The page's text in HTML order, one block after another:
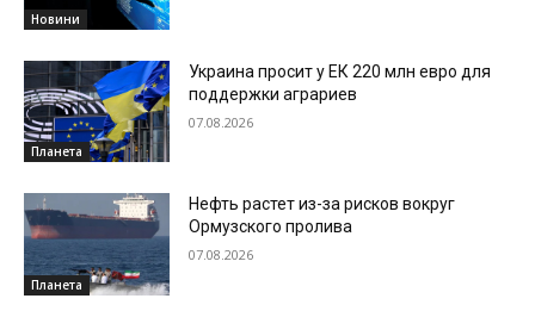
Новини
Планета
Украина просит у ЕК 220 млн евро для
поддержки аграриев
07.08.2026
Планета
Нефть растет из-за рисков вокруг
Ормузского пролива
07.08.2026